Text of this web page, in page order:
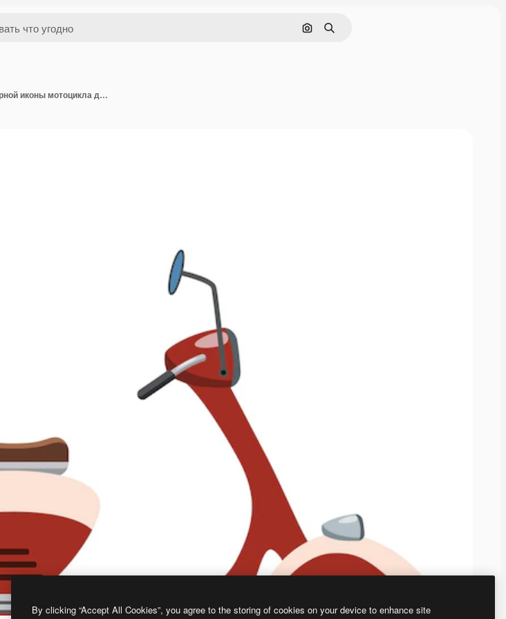
Поиск по изображению
Поиск
Икона мотоцикла с скутером Иллюстрация векторной иконы мотоцикла для веб-дизайна
By clicking “Accept All Cookies”, you agree to the storing of cookies on your device to enhance site